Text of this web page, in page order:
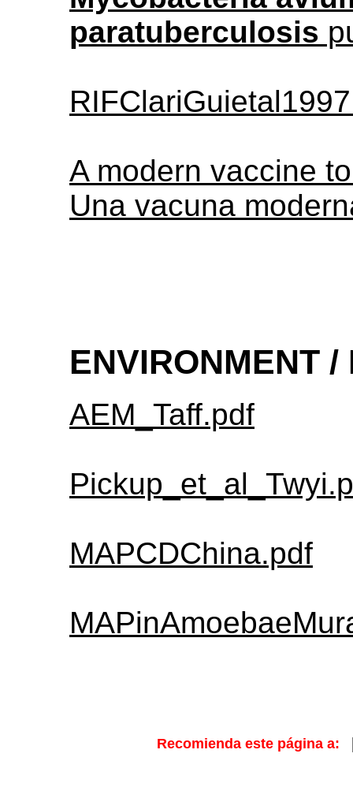
paratuberculosis
A modern vaccine
Una vacuna
ENVIRONMENT
AEM_Taff.pdf
MAPCDChina.pdf
Recomienda este página a: